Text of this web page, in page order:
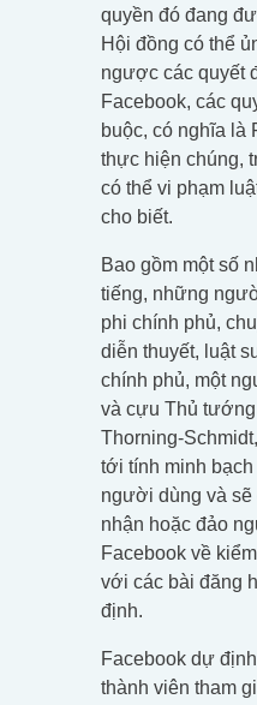
quyền đó đang
Hội đồng có thể
ngược các quyết
Facebook, các
buộc, có nghĩa là
thực hiện chúng,
có thể vi phạm
cho biết.
Bao gồm một số
tiếng, những
phi chính phủ,
diễn thuyết, luật
chính phủ, một
và cựu Thủ
Thorning-Schmidt,
tới tính minh
người dùng và
nhận hoặc đảo
Facebook về
với các bài đăng
định.
Facebook dự
thành viên tham